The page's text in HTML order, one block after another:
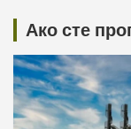
Ако сте